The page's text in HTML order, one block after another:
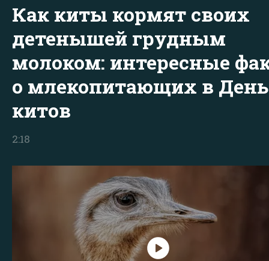
Как киты кормят своих
детенышей грудным
молоком: интересные
о млекопитающих в День
китов
2:18